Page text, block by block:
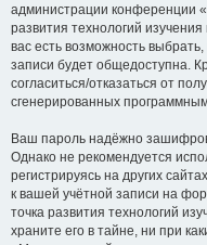
администрации конференции
развития технологий
вас есть возможность
записи будет общедоступна.
согласиться/отказаться от
сгенерированных
Ваш пароль надёжно
Однако не рекомендуется
регистрируясь на других
к вашей учётной записи на
точка развития технологий
храните его в тайне, ни при